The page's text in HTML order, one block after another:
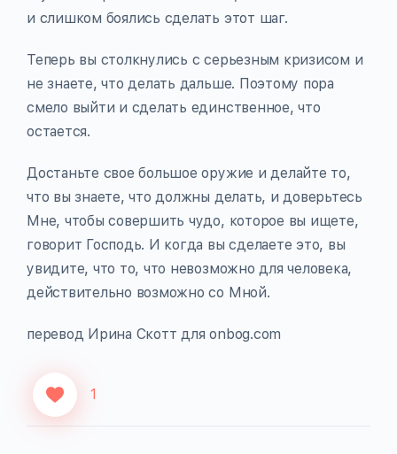
и слишком боялись сделать этот шаг.
Теперь вы столкнулись с серьезным кризисом и
не знаете, что делать дальше. Поэтому пора
смело выйти и сделать единственное, что
остается.
Достаньте свое большое оружие и делайте то,
что вы знаете, что должны делать, и доверьтесь
Мне, чтобы совершить чудо, которое вы ищете,
говорит Господь. И когда вы сделаете это, вы
увидите, что то, что невозможно для человека,
действительно возможно со Мной.
перевод Ирина Скотт для onbog.com
1